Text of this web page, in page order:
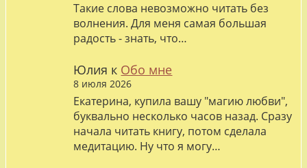
Такие слова невозможно читать без
волнения. Для меня самая большая
радость - знать, что…
Юлия к Обо мне
8 июля 2026
Екатерина, купила вашу "магию любви",
буквально несколько часов назад. Сразу
начала читать книгу, потом сделала
медитацию. Ну что я могу…